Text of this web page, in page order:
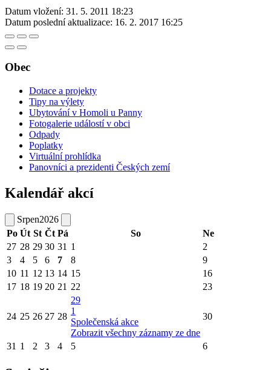
Datum vložení: 31. 5. 2011 18:23
Datum poslední aktualizace: 16. 2. 2017 16:25
Obec
Dotace a projekty
Tipy na výlety
Ubytování v Homoli u Panny
Fotogalerie událostí v obci
Odpady
Poplatky
Virtuální prohlídka
Panovníci a prezidenti Českých zemí
Kalendář akcí
Srpen2026
Po Út St Čt Pá So
Ne
27 28 29 30 31 1
2
3
4 5 6 7 8
9
10 11 12 13 14 15
16
17 18 19 20 21 22 23
24 25 26 27 28
29
1
Společenská akce
Zobrazit všechny záznamy ze dne
30
31 1 2 3 4 5 6